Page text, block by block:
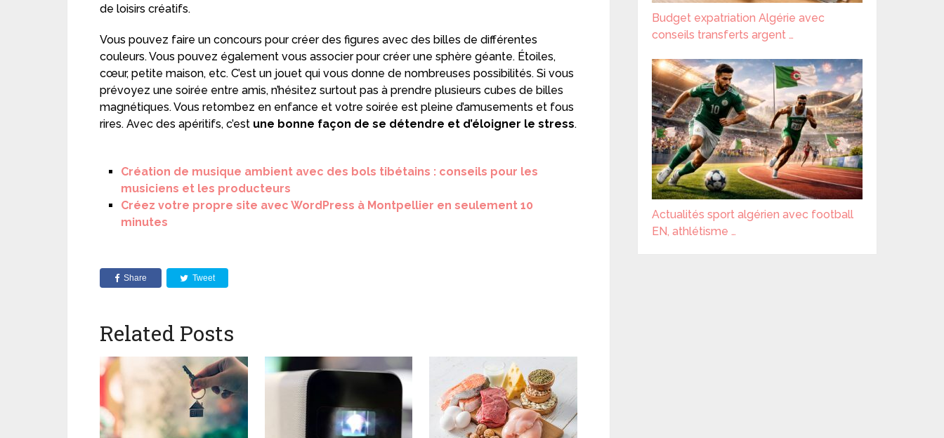
de loisirs créatifs.
Vous pouvez faire un concours pour créer des figures avec des billes de différentes
couleurs. Vous pouvez également vous associer pour créer une sphère géante. Étoiles,
cœur, petite maison, etc. C’est un jouet qui vous donne de nombreuses possibilités. Si vous
prévoyez une soirée entre amis, n’hésitez surtout pas à prendre plusieurs cubes de billes
magnétiques. Vous retombez en enfance et votre soirée est pleine d’amusements et fous
rires. Avec des apéritifs, c’est une bonne façon de se détendre et d’éloigner le stress.
Création de musique ambient avec des bols tibétains : conseils pour les
musiciens et les producteurs
Créez votre propre site avec WordPress à Montpellier en seulement 10
minutes
Share Tweet
Related Posts
Budget expatriation Algérie avec
conseils transferts argent …
Actualités sport algérien avec football
EN, athlétisme …